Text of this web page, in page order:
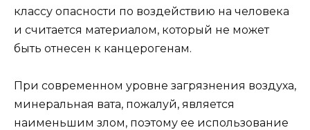
классу опасности по воздействию на человека
и считается материалом, который не может
быть отнесен к канцерогенам.
При современном уровне загрязнения воздуха,
минеральная вата, пожалуй, является
наименьшим злом, поэтому ее использование